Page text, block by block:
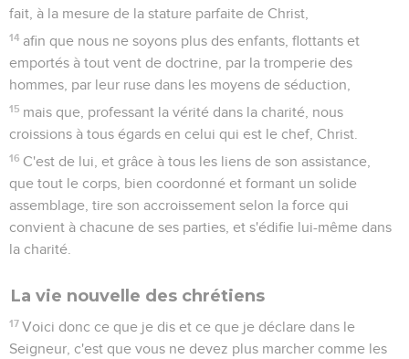
fait, à la mesure de la stature parfaite de Christ,
14 afin que nous ne soyons plus des enfants, flottants et
emportés à tout vent de doctrine, par la tromperie des
hommes, par leur ruse dans les moyens de séduction,
15 mais que, professant la vérité dans la charité, nous
croissions à tous égards en celui qui est le chef, Christ.
16 C'est de lui, et grâce à tous les liens de son assistance,
que tout le corps, bien coordonné et formant un solide
assemblage, tire son accroissement selon la force qui
convient à chacune de ses parties, et s'édifie lui-même dans
la charité.
La vie nouvelle des chrétiens
17 Voici donc ce que je dis et ce que je déclare dans le
Seigneur, c'est que vous ne devez plus marcher comme les